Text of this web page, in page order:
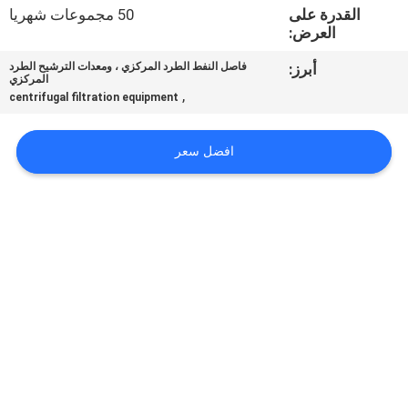
اطلب
اقتباس
القدرة على
العرض:
50 مجموعات شهريا
أبرز:
فاصل النفط الطرد المركزي ، ومعدات الترشيح الطرد
المركزي
,
centrifugal filtration equipment
افضل سعر